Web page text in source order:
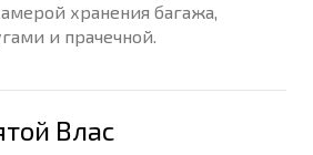
хранения багажа,
и прачечной.
Влас